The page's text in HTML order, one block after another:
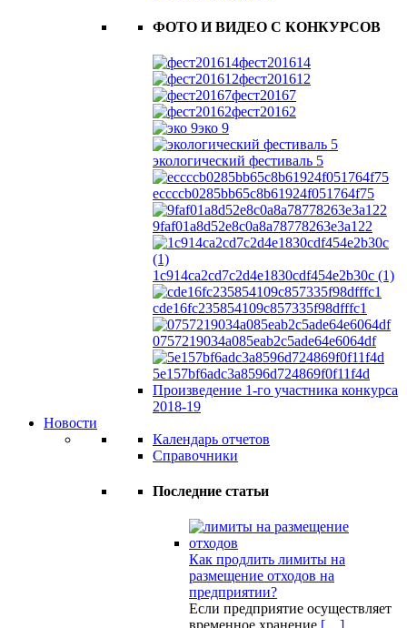
ФОТО И ВИДЕО С КОНКУРСОВ
фест201614
фест201612
фест20167
фест20162
эко 9
экологический фестиваль 5
eccccb0285bb65c8b61924f051764f75
9faf01a8d52e8c0a8a78778263e3a122
1c914ca2cd7c2d4e1830cdf454e2b30c (1)
cde16fc235854109c857335f98dfffc1
0757219034a085eab2c5ade64e6064df
5e157bf6adc3a8596d724869f0f11f4d
Произведение 1-го участника конкурса
2018-19
Новости
Календарь отчетов
Справочники
Последние статьи
Как продлить лимиты на
размещение отходов на
предприятии?
Если предприятие осуществляет